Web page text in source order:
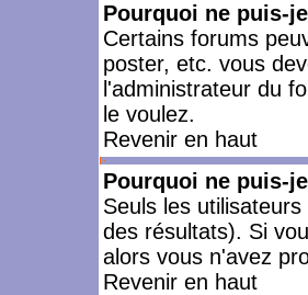
Pourquoi ne puis-
Certains forums
poster, etc. vous
l'administrateur du
le voulez.
Revenir en haut
Pourquoi ne puis-
Seuls les
des résultats). Si
alors vous n'avez
Revenir en haut